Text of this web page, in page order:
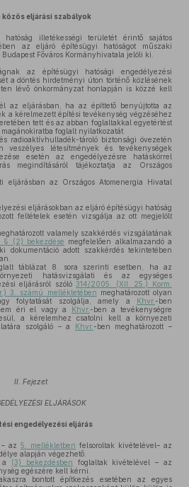
közös eljárási szabályok
illetékességi területét érintő sajátos
az eljáró építésügyi hatóságot műszaki
Főváros Kormányhivatala jelöli ki.
az építésügyi hatósági engedélyezési
a döntés hirdetményi úton történő közlésének
lévő önkormányzat honlapján is közzé kell
az eljárásban, ha az építtető benyújtotta az
a kérelmezett építési tevékenység végzéséhez
tett és az abban foglaltakkal egyetértést
foglalt nyilatkozatát.
radioaktívhulladék-tároló biztonsági övezetén
létesítmények és tevékenységek
esetén az engedélyezésre hatáskörrel
megindításáról tájékoztatja az Országos
eljárásban az Országos Atomenergia Hivatal
eljárásokban az eljáró építésügyi hatóság
feltételek esetén vizsgálja az ott megjelölt
valamely szakkérdés vizsgálatának
§ (2) bekezdése megfelelően alkalmazandó a
dokumentáció adott szakkérdés tekintetében
táblázat 8. sora szerinti esetben, ha az
hatásvizsgálati és az egységes
eljárásról szóló314/2005. (XII. 25.) Korm.
3. számú mellékletében meghatározott olyan
folytatását szolgálja, amely a Khvr.-ben
éri el vagy a Khvr.-ben a tevékenységre
a kérelemhez csatolni kell a környezeti
szolgáló – a
Khvr.-ben meghatározott –
II. Fejezet
ELJÁRÁSOK
engedélyezési eljárás
az 5. mellékletben felsoroltak kivételével– az
alapján végezhető.
a (3) bekezdésben foglaltak kivételével – az
egészére kell kérni.
bontott építkezés esetében az egyes